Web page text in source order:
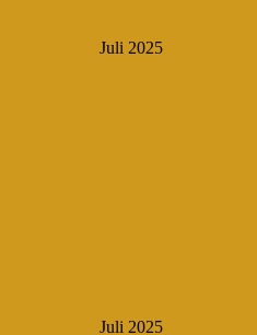
Juli 2025
Juli 2025